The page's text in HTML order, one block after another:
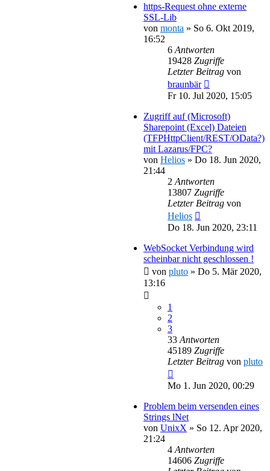
https-Request ohne externe
SSL-Lib
von monta » So 6. Okt 2019,
16:52
6 Antworten
19428 Zugriffe
Letzter Beitrag von
braunbär
Fr 10. Jul 2020, 15:05
Zugriff auf (Microsoft)
Sharepoint (Excel) Dateien
(TFPHttpClient/REST/OData?)
mit Lazarus/FPC?
von Helios » Do 18. Jun 2020,
21:44
2 Antworten
13807 Zugriffe
Letzter Beitrag von
Helios
Do 18. Jun 2020, 23:11
WebSocket Verbindung wird
scheinbar nicht geschlossen !
von pluto » Do 5. Mär 2020,
13:16
1
2
3
33 Antworten
45189 Zugriffe
Letzter Beitrag von pluto
Mo 1. Jun 2020, 00:29
Problem beim versenden eines
Strings lNet
von UnixX » So 12. Apr 2020,
21:24
4 Antworten
14606 Zugriffe